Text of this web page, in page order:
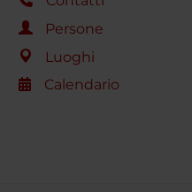
Persone
Luoghi
Calendario